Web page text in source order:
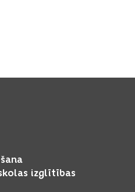
izglītības